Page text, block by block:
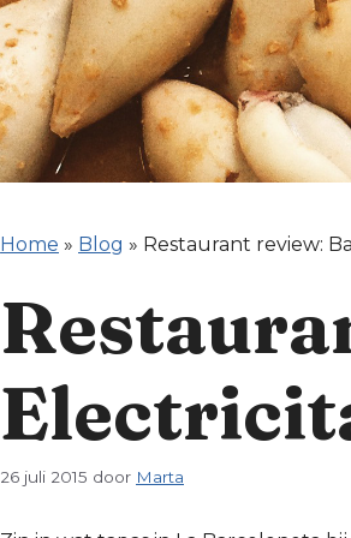
Home » Blog » Restaurant review:
26 juli 2015 door Marta